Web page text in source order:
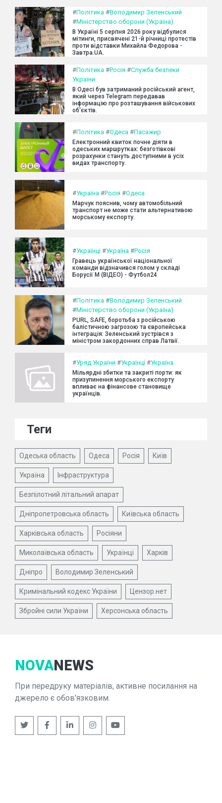
#Політика #Володимир Зеленський
#Міністерство оборони (Україна)
В Україні 5 серпня 2026 року відбулися
мітинги, присвячені 21-й річниці протестів
проти відставки Михайла Федорова -
Завтра.UA.
#Політика #Росія #Служба безпеки
України
В Одесі був затриманий російський агент,
який через Telegram передавав
інформацію про розташування військових
об'єктів.
#Політика #Одеса #Пасажир
Електронний квиток почне діяти в
одеських маршрутках: безготівкові
розрахунки стануть доступними в усіх
видах транспорту.
#Україна #Росія #Одеса
Марчук пояснив, чому автомобільний
транспорт не може стати альтернативою
морському експорту.
#Українці #Україна #Росія
Гравець української національної
команди відзначився голом у складі
Борусії М (ВІДЕО) - Футбол24
#Політика #Володимир Зеленський
#Міністерство оборони (Україна)
PURL, SAFE, боротьба з російською
балістичною загрозою та європейська
інтеграція: Зеленський зустрівся з
міністром закордонних справ Латвії.
#Уряд України #Українці #Україна
Мільярдні збитки та закриті порти: як
призупинення морського експорту
впливає на фінансове становище
українців.
Теги
Одеська область Одеса Росія Київ
Україна Інфраструктура
Безпілотний літальний апарат
Дніпропетровська область Київська область
Харківська область Росіяни
Миколаївська область Українці Харків
Дніпро Володимир Зеленський
Кримінальний кодекс України Цензор.нет
Збройні сили України Херсонська область
NOVANEWS
При передруку матеріалів, активне посилання на
джерело є обов'язковим.